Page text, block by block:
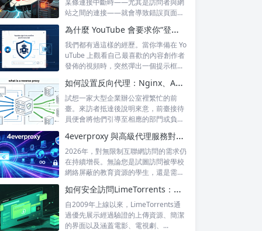
某條連接中斷時——尤其是訪問者與網
站之間的連接——就會導致錯誤頁面的
為什麼 YouTube 會要求你“登錄以確認你不是機器人”？
我們都有過這樣的經歷。當你準備在 Yo
uTube 上觀看自己最喜歡的內容創作者
發佈的視頻時，突然彈出一個提示框...
如何設置反向代理：Nginx、Apache 和 HAProxy 詳解
試想一家大型企業辦公室裡繁忙的前
臺。來訪者抵達後說明來意，前臺接待
員便會將他們引導至相應的部門或負責
4everproxy 與高級代理服務對比：速度、隱私和可靠性的比較
2026年，對無限制互聯網訪問的需求仍
在持續增長。無論您是試圖訪問被學校
網絡屏蔽的教育資源的學生，還是需要
如何安全訪問LimeTorrents：使用家庭代理繞過封鎖
自2009年上線以來，LimeTorrents通
過優先展示經過驗證的上傳資源、簡潔
的界面以及涵蓋電影、電視劇、...